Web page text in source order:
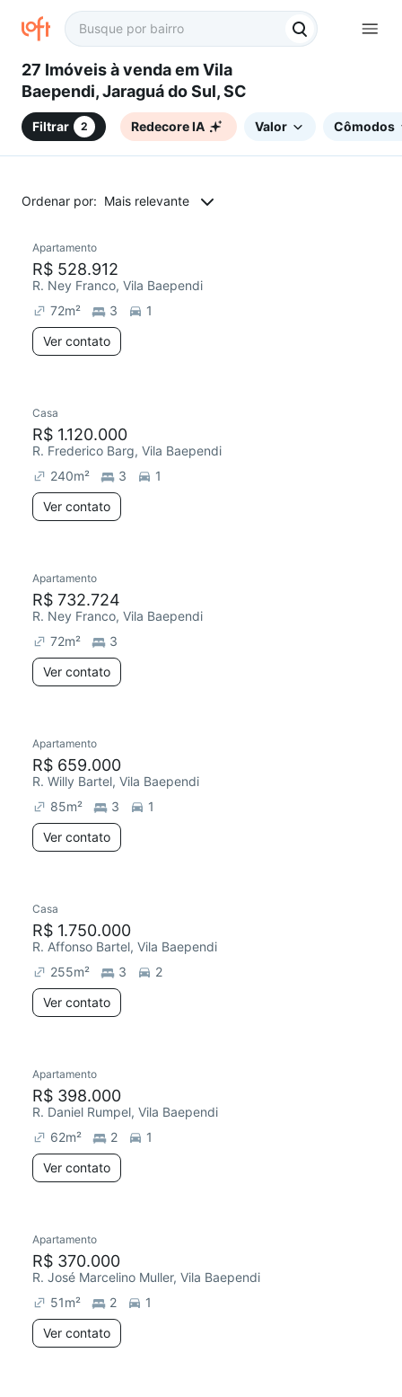
27 Imóveis à venda em Vila
Baependi, Jaraguá do Sul, SC
Filtrar 2 Redecore IA Valor Cômodos
Ordenar por: Mais relevante
Apartamento
R$ 528.912
R. Ney Franco, Vila Baependi
72m² 3
1
Ver contato
Casa
R$ 1.120.000
R. Frederico Barg, Vila Baependi
240m² 3
1
Ver contato
Apartamento
R$ 732.724
R. Ney Franco, Vila Baependi
72m²
3
Ver contato
Apartamento
R$ 659.000
R. Willy Bartel, Vila Baependi
85m² 3
1
Ver contato
Casa
R$ 1.750.000
R. Affonso Bartel, Vila Baependi
255m² 3
2
Ver contato
Apartamento
R$ 398.000
R. Daniel Rumpel, Vila Baependi
62m² 2
1
Ver contato
Redecorar
Apartamento
R$ 370.000
R. José Marcelino Muller, Vila Baependi
51m² 2
1
Ver contato